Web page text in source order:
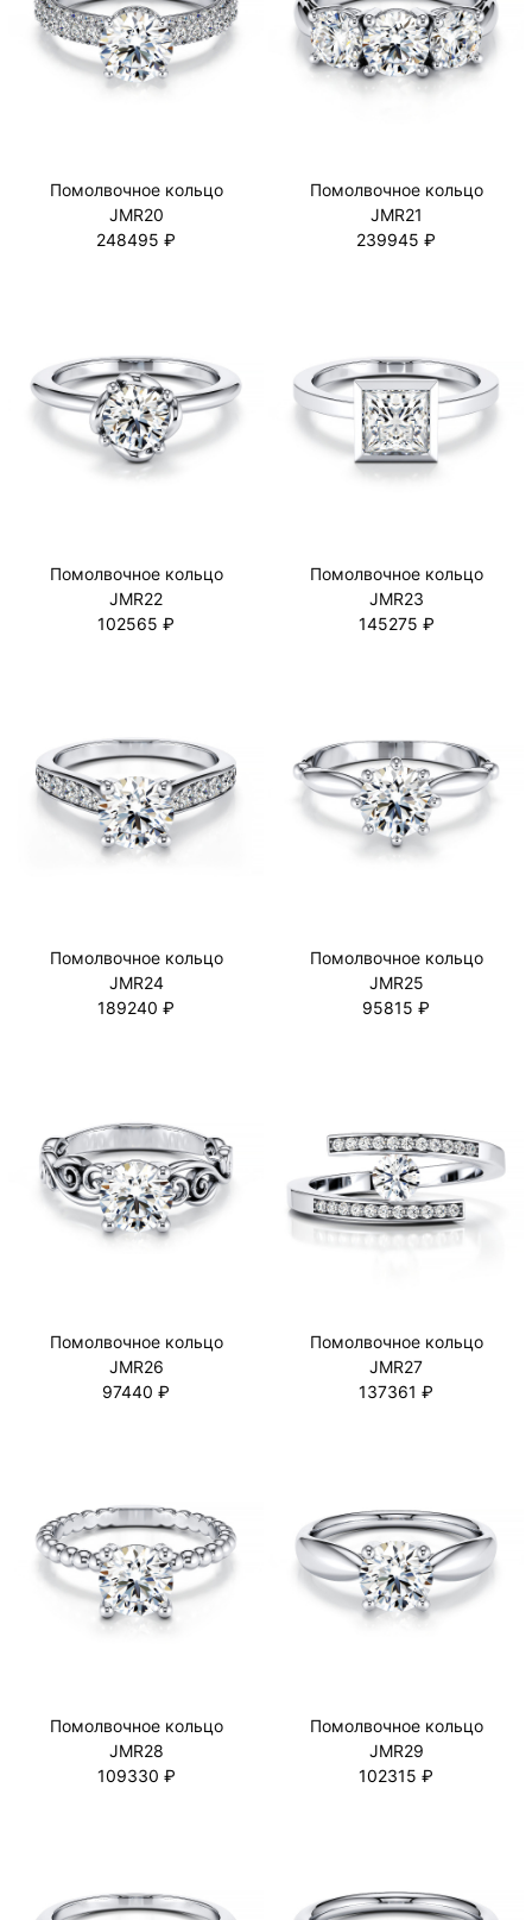
Помолвочное кольцо
JMR20
248495 ₽
Помолвочное кольцо
JMR21
239945 ₽
Помолвочное кольцо
JMR22
102565 ₽
Помолвочное кольцо
JMR23
145275 ₽
Помолвочное кольцо
JMR24
189240 ₽
Помолвочное кольцо
JMR25
95815 ₽
Помолвочное кольцо
JMR26
97440 ₽
Помолвочное кольцо
JMR27
137361 ₽
Помолвочное кольцо
JMR28
109330 ₽
Помолвочное кольцо
JMR29
102315 ₽